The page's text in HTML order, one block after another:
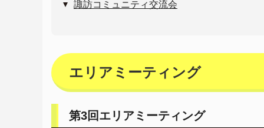
諏訪コミュニティ交流会
エリアミーティング
第3回エリアミーティング